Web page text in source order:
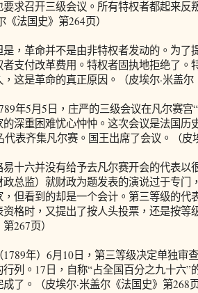
要求召开三级会议。所有特权者都起来反
《法国史》第264页）
革命并不是由非特权者发动的。为了
者支付改革费用。特权者固执地拒绝了。
这是革命的真正原因。（皮埃尔·米盖尔
年5月5日，庄严的三级会议在凡尔赛宫
的深重困难忧心忡忡。这次会议是法国历
代表齐集凡尔赛。国王出席了会议。（皮
六并没有给予去凡尔赛开会的代表以
政总监）就财政为题发表的演说过于专门
，但看到的却是一个会计。第三等级的代
资格时，又提出了按人头投票，还是按等
267页）
年）6月10日，第三等级决定单独审
行列。17日，自称“占全国百分之九十六”
了。（皮埃尔·米盖尔《法国史》第268页